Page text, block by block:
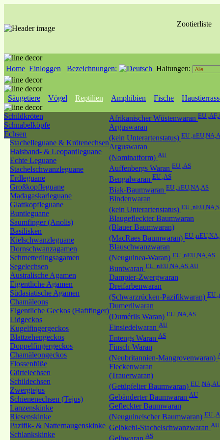
Zootierliste
Home Einloggen Bezeichnungen: Haltungen:
Säugetiere Vögel Reptilien Amphibien Fische
Schildkröten
Schnabelköpfe
Echsen
Stachelleguane & Krötenechsen
Halsband- & Leopardleguane
Echte Leguane
Stachelschwanzleguane
Erdleguane
Großkopfleguane
Madagaskarleguane
Glattkopfleguane
Buntleguane
Saumfinger (Anolis)
Basilisken
Kielschwanzleguane
Dornschwanzagamen
Schmetterlingsagamen
Segelechsen
Australische Agamen
Eigentliche Agamen
Südasiatische Agamen
Chamäleons
Eigentliche Geckos (Haftfinger)
Lidgeckos
Kugelfingergeckos
Blattzehengeckos
Doppelfingergeckos
Chamäleongeckos
Flossenfüße
Gürtelechsen
Schildechsen
Zwergtejus
Schienenechsen (Tejus)
Lanzenskinke
Riesenskinke
Pazifik- & Natternaugenskinke
Schlankskinke
Afrikanischer Wüstenwaran EU
Arguswaran
(kein Unterartenstatus) EU
Arguswaran
(Nominatform) AU
Auffenbergs Waran EU ,AS
Bengalwaran EU ,AS
Biak-Baumwaran EU ,nEU,NA,AS
Bindenwaran
(kein Unterartenstatus) EU
Blaugefleckter Baumwaran
(Blauer Baumwaran)
(MacRaes Baumwaran) EU
Blauschwanzwaran
(Neuguinea-Waran) EU ,nEU,NA,AS
Buntwaran EU ,nEU,NA,AS,AU
Dampier-Zwergwaran
Dreifarbenwaran
(Schwarzrücken-Pazifikwaran) EU
Dumerilwaran
(Dumérils Waran) EU ,NA,AS
Einsiedelwaran AU
Entengs Waran AS
Finsch-Waran
(Neubritannien-Mangrovenwaran)
Fleckenwaran
(Trauerwaran)
(Getüpfelter Baumwaran) EU
Gebänderter Baumwaran AU
Gefleckter Baumwaran
(Neuguineischer Baumwaran) EU
Gelbkehl-Stachelschwanzwaran AU
AS